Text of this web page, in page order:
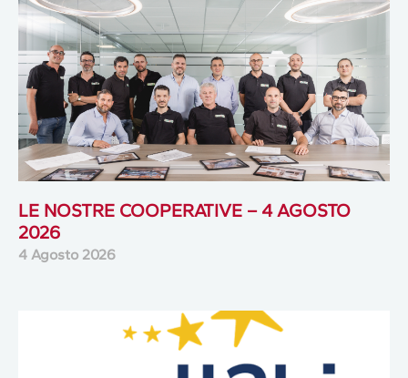
LE NOSTRE COOPERATIVE – 4 AGOSTO
2026
4 Agosto 2026